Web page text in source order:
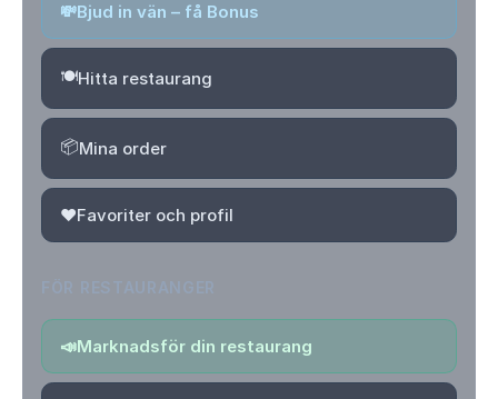
💸Bjud in vän – få Bonus
🍽️Hitta restaurang
📦Mina order
❤️Favoriter och profil
📣Marknadsför din restaurang